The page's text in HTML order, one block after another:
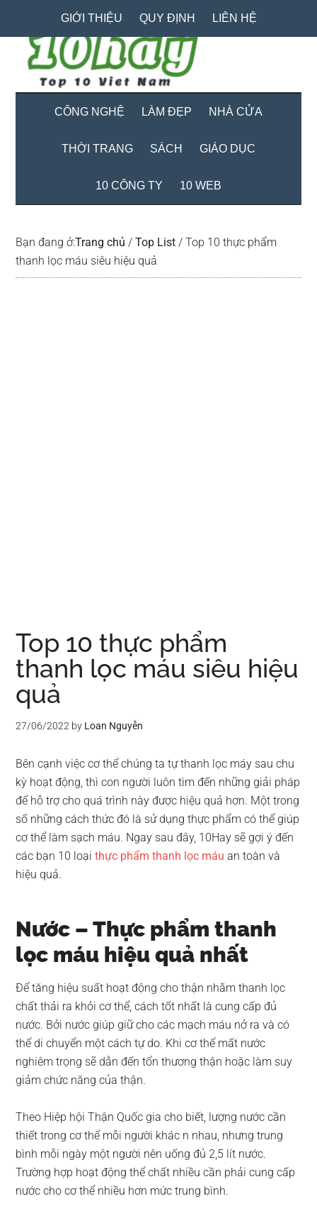
content
secondary
menu
primary
sidebar
GIỚI THIỆU QUY ĐỊNH LIÊN HỆ
CÔNG NGHỆ LÀM ĐẸP NHÀ CỬA
THỜI TRANG SÁCH GIÁO DỤC
10 CÔNG TY 10 WEB
Bạn đang ở:Trang chủ / Top List / Top 10 thực phẩm
thanh lọc máu siêu hiệu quả
Top 10 thực phẩm
thanh lọc máu siêu hiệu
quả
27/06/2022 by Loan Nguyễn
Bên cạnh việc cơ thể chúng ta tự thanh lọc máy sau chu
kỳ hoạt động, thì con người luôn tìm đến những giải pháp
để hỗ trợ cho quá trình này được hiệu quả hơn. Một trong
số những cách thức đó là sử dụng thực phẩm có thể giúp
cơ thể làm sạch máu. Ngay sau đây, 10Hay sẽ gợi ý đến
các bạn 10 loạithực phẩm thanh lọc máu an toàn và
hiệu quả.
Nước – Thực phẩm thanh
lọc máu hiệu quả nhất
Để tăng hiệu suất hoạt động cho thận nhằm thanh lọc
chất thải ra khỏi cơ thể, cách tốt nhất là cung cấp đủ
nước. Bởi nước giúp giữ cho các mạch máu nở ra và có
thể di chuyển một cách tự do. Khi cơ thể mất nước
nghiêm trọng sẽ dẫn đến tổn thương thận hoặc làm suy
giảm chức năng của thận.
Theo Hiệp hội Thận Quốc gia cho biết, lượng nước cần
thiết trong cơ thể mỗi người khác n nhau, nhưng trung
bình mỗi ngày một người nên uống đủ 2,5 lít nước.
Trường hợp hoạt động thể chất nhiều cần phải cung cấp
nước cho cơ thể nhiều hơn mức trung bình.